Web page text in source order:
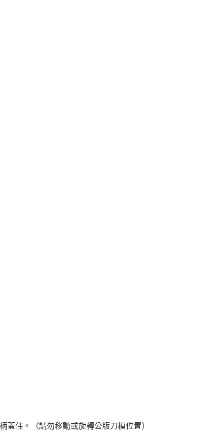
住。（請勿移動或旋轉公版刀模位置）